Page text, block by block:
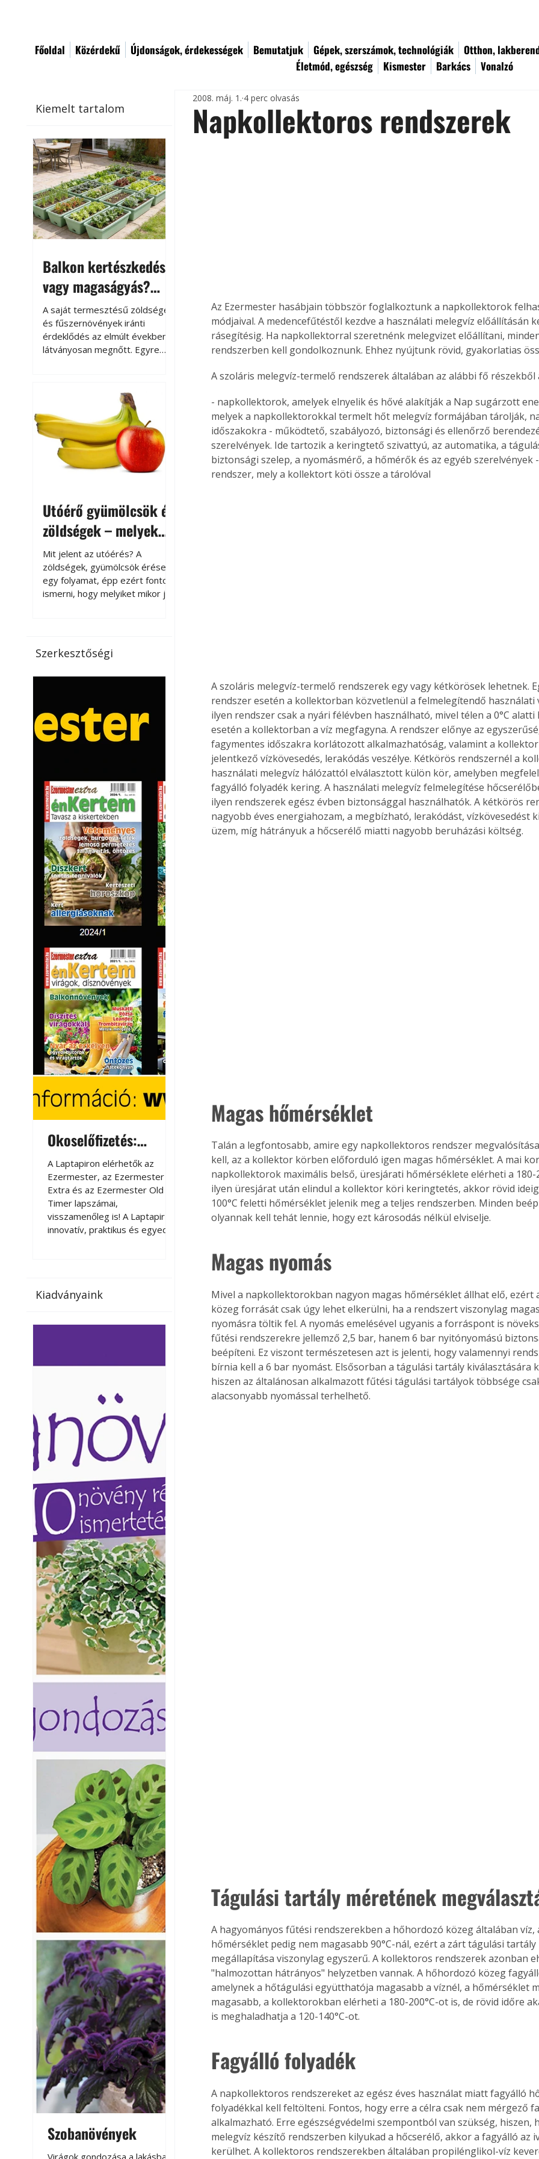
Főoldal Közérdekű Újdonságok, érdekességek Bemutatjuk Gépek, szerszámok, technológiák Otthon,
Életmód, egészség
Kismester Barkács Vonalzó
Kiemelt tartalom
Balkon kertészkedés
vagy magaságyás?
Helytakarékos
kertészkedés
A saját termesztésű zöldségek
és fűszernövények iránti
érdeklődés az elmúlt években
látványosan megnőtt. Egyre
kertészkedés sokak számára
kikapcsolódást és feltöltődést
is jelent.
Utóérő gyümölcsök és
zöldségek – melyek
érnek tovább leszedés
után?
Mit jelent az utóérés? A
zöldségek, gyümölcsök érése
egy folyamat, épp ezért fontos
ismerni, hogy melyiket mikor jó
paradicsomot sokszor
gazdasági érettségben, azaz
Utóérik eközben, de nem lesz
olyan ízű, mint amit a saját
kertünkben, biológiai
tárolható h
Szerkesztőségi
Okoselőfizetés:
Ezermester Extra
A Laptapiron elérhetők az
Ezermester, az Ezermester
Extra és az Ezermester Old
Timer lapszámai,
visszamenőleg is! A Laptapir új,
innovatív, praktikus és egyedi
az otthonában, útközben vagy
elérhetők lapszámaink. Bárhol,
Okoselőfizetés
A Laptapiron elérhetők az
Ezermester, az Ezermester
Extra és az Ezermester Old
Timer lapszámai,
visszamenőleg is! A Laptapir új,
magazinok digitális olvasására
számítógépen, okostelefonon
az otthonában, útközben vagy
nyaralás, pihenés alatt is
elérhetők lapszámaink. Bárhol,
bármikor, akár külföldön élve
vagy dolgozva is olvashatók az
Ezermester lapszámai. A
Laptapir kényelmes megoldás,
mert: – t
Együtt jobban megéri!
Bővebb információ itt!
Együtt jobban megéri! A
könyvek tetszőleges
párosítással kedvezményes
áron, 0 Ft postaköltséggel
megrendelhetők!
Kiadványaink
Szobanövények
Virágoskert: kertben,
teraszon, lakásban
Gyógyító növények: a
természet kincsei az
Napkollektoros rendszerek
2008. máj. 1. 4 perc olvasás
Az Ezermester hasábjain többször foglalkoztunk a napkollektorok
módjaival. A medencefűtéstől kezdve a használati melegvíz előállításán
rásegítésig. Ha napkollektorral szeretnénk melegvizet előállítani,
rendszerben kell gondolkoznunk. Ehhez nyújtunk rövid, gyakorlatias
A szoláris melegvíz-termelő rendszerek általában az alábbi fő részekből
- napkollektorok, amelyek elnyelik és hővé alakítják a Nap sugárzott
melyek a napkollektorokkal termelt hőt melegvíz formájában tárolják,
időszakokra - működtető, szabályozó, biztonsági és ellenőrző
szerelvények. Ide tartozik a keringtető szivattyú, az automatika, a
biztonsági szelep, a nyomásmérő, a hőmérők és az egyéb szerelvények
rendszer, mely a kollektort köti össze a tárolóval
A szoláris melegvíz-termelő rendszerek egy vagy kétkörösek lehetnek.
rendszer esetén a kollektorban közvetlenül a felmelegítendő használati
ilyen rendszer csak a nyári félévben használható, mivel télen a 0°C
esetén a kollektorban a víz megfagyna. A rendszer előnye az
fagymentes időszakra korlátozott alkalmazhatóság, valamint a
jelentkező vízkövesedés, lerakódás veszélye. Kétkörös rendszernél a
használati melegvíz hálózattól elválasztott külön kör, amelyben
fagyálló folyadék kering. A használati melegvíz felmelegítése
ilyen rendszerek egész évben biztonsággal használhatók. A kétkörös
nagyobb éves energiahozam, a megbízható, lerakódást, vízkövesedést
üzem, míg hátrányuk a hőcserélő miatti nagyobb beruházási költség.
Magas hőmérséklet
Talán a legfontosabb, amire egy napkollektoros rendszer
kell, az a kollektor körben előforduló igen magas hőmérséklet. A mai
napkollektorok maximális belső, üresjárati hőmérséklete elérheti a 180-
ilyen üresjárat után elindul a kollektor köri keringtetés, akkor rövid ideig
100°C feletti hőmérséklet jelenik meg a teljes rendszerben. Minden
olyannak kell tehát lennie, hogy ezt károsodás nélkül elviselje.
Magas nyomás
Mivel a napkollektorokban nagyon magas hőmérséklet állhat elő, ezért
közeg forrását csak úgy lehet elkerülni, ha a rendszert viszonylag
nyomásra töltik fel. A nyomás emelésével ugyanis a forráspont is
fűtési rendszerekre jellemző 2,5 bar, hanem 6 bar nyitónyomású
beépíteni. Ez viszont természetesen azt is jelenti, hogy valamennyi
bírnia kell a 6 bar nyomást. Elsősorban a tágulási tartály kiválasztására
hiszen az általánosan alkalmazott fűtési tágulási tartályok többsége
alacsonyabb nyomással terhelhető.
Tágulási tartály méretének
A hagyományos fűtési rendszerekben a hőhordozó közeg általában víz,
hőmérséklet pedig nem magasabb 90°C-nál, ezért a zárt tágulási
megállapítása viszonylag egyszerű. A kollektoros rendszerek azonban
"halmozottan hátrányos" helyzetben vannak. A hőhordozó közeg
amelynek a hőtágulási együtthatója magasabb a víznél, a hőmérséklet
magasabb, a kollektorokban elérheti a 180-200°C-ot is, de rövid időre
is meghaladhatja a 120-140°C-ot.
Fagyálló folyadék
A napkollektoros rendszereket az egész éves használat miatt fagyálló
folyadékkal kell feltölteni. Fontos, hogy erre a célra csak nem mérgező
alkalmazható. Erre egészségvédelmi szempontból van szükség, hiszen,
melegvíz készítő rendszerben kilyukad a hőcserélő, akkor a fagyálló az
kerülhet. A kollektoros rendszerekben általában propilénglikol-víz